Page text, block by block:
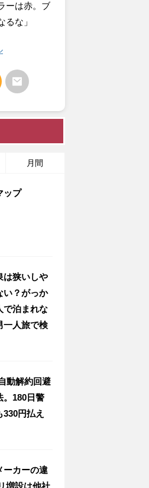
ーは赤。ブ
るな」
月間
ップ
は狭いしや
い？がっか
で泊まれな
一人旅で検
動解約回避
。180日警
円払え
ーカーの違
増設は他社